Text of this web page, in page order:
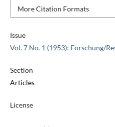
Issue
Vol. 7 No. 1 (1953): Forschung/
Section
Articles
License
More Citation Formats